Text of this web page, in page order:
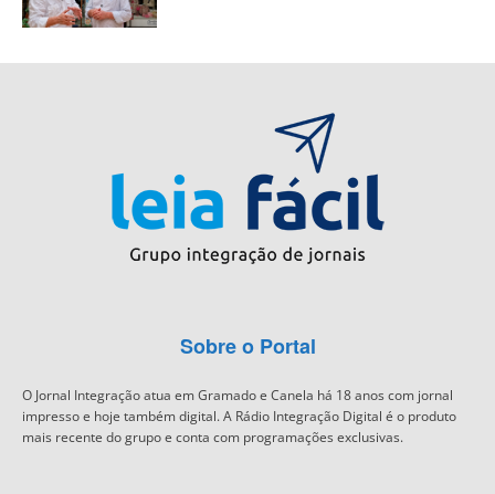
Sobre o Portal
O Jornal Integração atua em Gramado e Canela há 18 anos com jornal
impresso e hoje também digital. A Rádio Integração Digital é o produto
mais recente do grupo e conta com programações exclusivas.